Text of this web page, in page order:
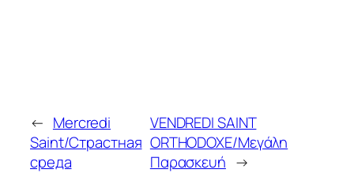
← Mercredi
Saint/Страстная
среда
VENDREDI SAINT
ORTHODOXE/Μεγάλη
Παρασκευή →